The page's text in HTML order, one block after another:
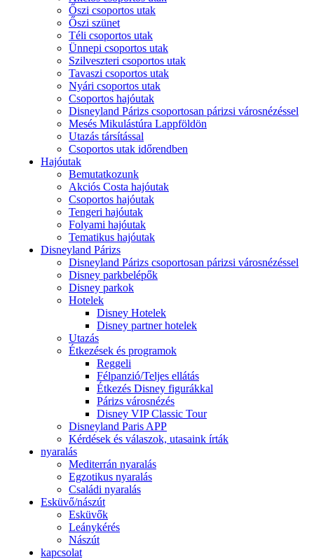
Őszi csoportos utak
Őszi szünet
Téli csoportos utak
Ünnepi csoportos utak
Szilveszteri csoportos utak
Tavaszi csoportos utak
Nyári csoportos utak
Csoportos hajóutak
Disneyland Párizs csoportosan párizsi városnézéssel
Mesés Mikulástúra Lappföldön
Utazás társítással
Csoportos utak időrendben
Hajóutak
Bemutatkozunk
Akciós Costa hajóutak
Csoportos hajóutak
Tengeri hajóutak
Folyami hajóutak
Tematikus hajóutak
Disneyland Párizs
Disneyland Párizs csoportosan párizsi városnézéssel
Disney parkbelépők
Disney parkok
Hotelek
Disney Hotelek
Disney partner hotelek
Utazás
Étkezések és programok
Reggeli
Félpanzió/Teljes ellátás
Étkezés Disney figurákkal
Párizs városnézés
Disney VIP Classic Tour
Disneyland Paris APP
Kérdések és válaszok, utasaink írták
nyaralás
Mediterrán nyaralás
Egzotikus nyaralás
Családi nyaralás
Esküvő/nászút
Esküvők
Leánykérés
Nászút
kapcsolat